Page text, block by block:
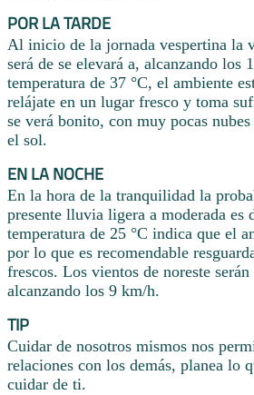
POR LA TARDE
Al inicio de la jornada vespertina la
será de se elevará a, alcanzando los
temperatura de 37 °C, el ambiente
relájate en un lugar fresco y toma
se verá bonito, con muy pocas
el sol.
EN LA NOCHE
En la hora de la tranquilidad la
presente lluvia ligera a moderada es
temperatura de 25 °C indica que el
por lo que es recomendable
frescos. Los vientos de noreste serán
alcanzando los 9 km/h.
TIP
Cuidar de nosotros mismos nos
relaciones con los demás, planea lo
cuidar de ti.